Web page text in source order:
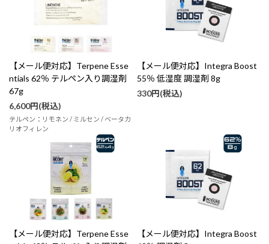
【メール便対応】Terpene Esse
ntials 62％ テルペン入り調湿剤
67g
6,600円(税込)
テルペン：リモネン / ミルセン / ベータカ
リオフィレン
【メール便対応】Integra Boost
55％ 低湿度 調湿剤 8g
330円(税込)
【メール便対応】Terpene Esse
【メール便対応】Integra Boost